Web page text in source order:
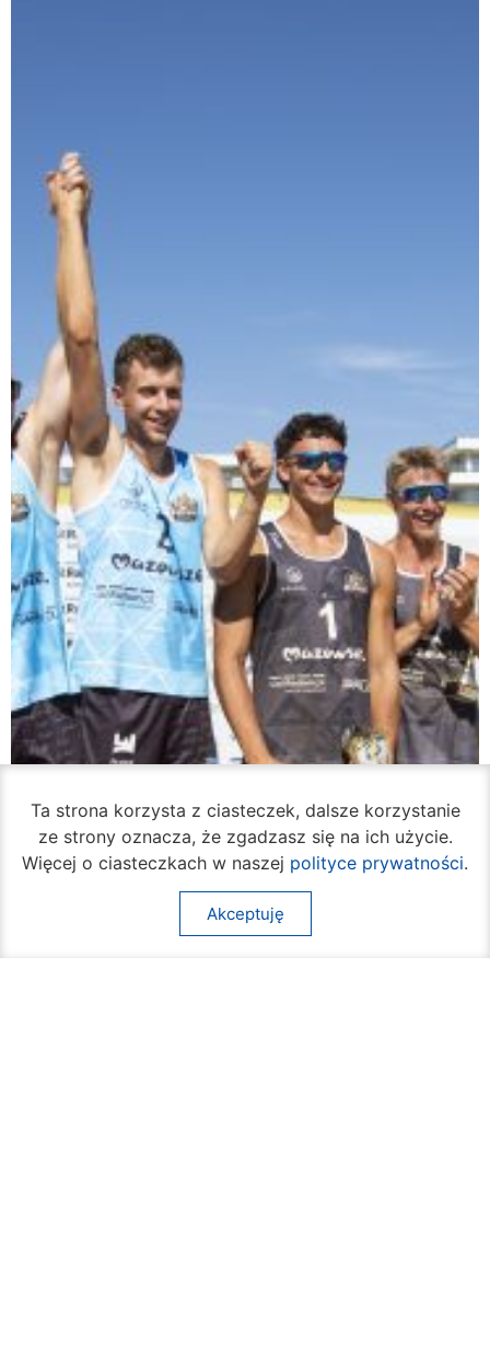
Ta strona korzysta z ciasteczek, dalsze korzystanie
ze strony oznacza, że zgadzasz się na ich użycie.
Więcej o ciasteczkach w naszej polityce prywatności.
Akceptuję